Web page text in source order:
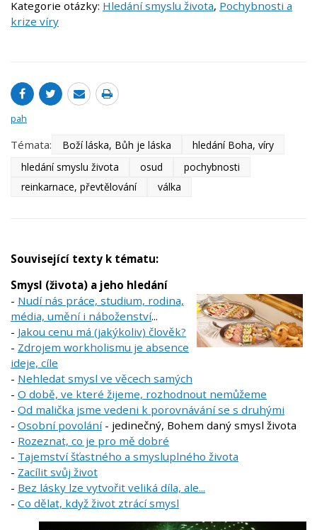
Kategorie otázky: Hledání smyslu života, Pochybnosti a
krize víry
pah
Témata: Boží láska, Bůh je láska
hledání Boha, víry
hledání smyslu života
osud
pochybnosti
reinkarnace, převtělování
válka
Související texty k tématu:
Smysl (života) a jeho hledání
- Nudí nás práce, studium, rodina,
média, umění i náboženství...
- Jakou cenu má (jakýkoliv) člověk?
- Zdrojem workholismu je absence
ideje, cíle
- Nehledat smysl ve věcech samých
- O době, ve které žijeme, rozhodnout nemůžeme
- Od malička jsme vedeni k porovnávání se s druhými
- Osobní povolání- jedinečný, Bohem daný smysl života
- Rozeznat, co je pro mě dobré
- Tajemství šťastného a smysluplného života
- Zacílit svůj život
- Bez lásky lze vytvořit veliká díla, ale...
- Co dělat, když život ztrácí smysl